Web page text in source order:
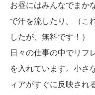
お昼にはみんなでまか
で汗を流したり。（こ
したが、無料です！）
日々の仕事の中でリフ
を入れています。小さ
ィアがすぐに反映され